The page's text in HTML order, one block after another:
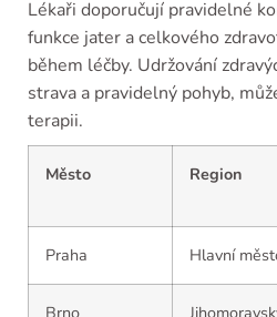
Lékaři doporučují pravidelné
funkce jater a celkového
během léčby. Udržování
strava a pravidelný pohyb,
terapii.
Město Region
Praha Hlavní
Brno